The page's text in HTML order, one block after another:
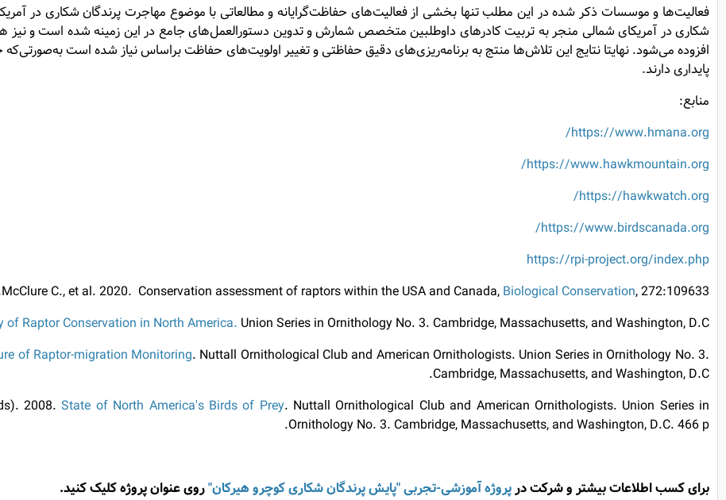
فعالیت‌ها و موسسات ذکر شده در این مطلب تنها بخشی از فعالیت‌های حفاظت‌گرایانه و مطالعاتی با موضوع مهاجرت پرندگان شکاری در
شکاری در آمریکای شمالی منجر به تربیت کادرهای داوطلبین متخصص شمارش و تدوین دستورالعمل‌های جامع در این زمینه شده است و
افزوده می‌شود. نهایتا نتایج این تلاش‌ها منتج به برنامه‌ریزی‌های دقیق حفاظتی و تغییر اولویت‌های حفاظت براساس نیاز شده است
پایداری دارند.
منابع:
https://www.hmana.org/
https://www.hawkmountain.org/
https://hawkwatch.org/
https://www.birdscanada.org/
https://rpi-project.org/index.php
McClure C., et al. 2020. Conservation assessment of raptors within the USA and Canada,Biological Conservation, 272:109633.
of Raptor Conservation in North America. Union Series in Ornithology No. 3. Cambridge, Massachusetts, and Washington, D.C.
of Raptor-migration Monitoring. Nuttall Ornithological Club and American Ornithologists. Union Series in Ornithology No. 3.
Cambridge, Massachusetts, and Washington, D.C.
2008.State of North America's Birds of Prey. Nuttall Ornithological Club and American Ornithologists. Union Series in
Ornithology No. 3. Cambridge, Massachusetts, and Washington, D.C. 466 p.
برای کسب اطلاعات بیشتر و شرکت درپروژه آموزشی-تجربی "پایش پرندگان شکاری کوچرو هیرکان"روی عنوان پروژه کلیک کنید.